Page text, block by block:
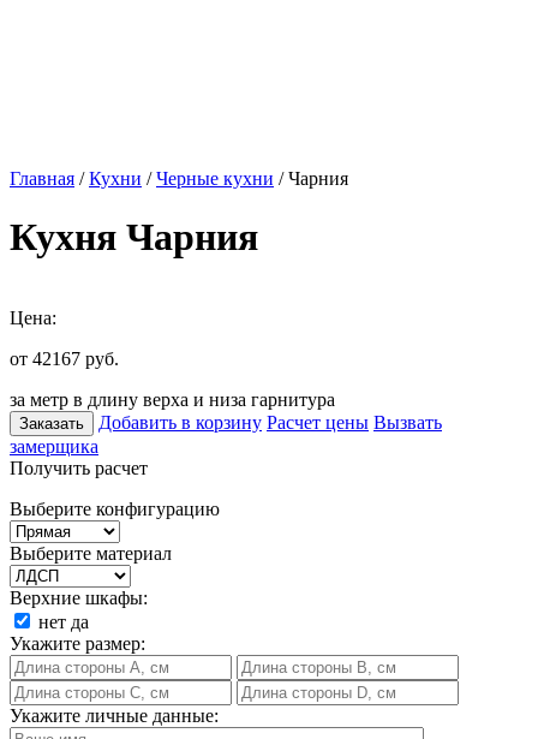
Главная /Кухни /Черные кухни / Чарния
Кухня Чарния
Цена:
от 42167 руб.
за метр в длину верха и низа гарнитура
Заказать Добавить в корзину Расчет цены Вызвать
замерщика
Получить расчет
Выберите конфигурацию
Выберите материал
Верхние шкафы:
нет да
Укажите размер:
Укажите личные данные: